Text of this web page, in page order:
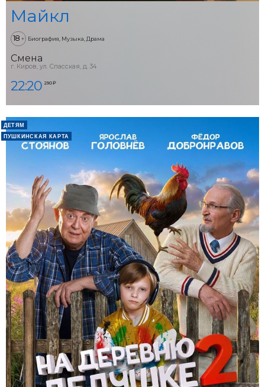
Майкл
18 + Биография, Музыка, Драма
Смена
г. Киров, ул. Спасская, д. 34
22:20 290 ₽
ДЕТЯМ
ПУШКИНСКАЯ КАРТА